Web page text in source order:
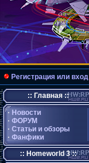
Регистрация или вход
:: Главная ::
· Новости
· ФОРУМ
· Статьи и обзоры
· Фанфики
:: Homeworld 3 ::